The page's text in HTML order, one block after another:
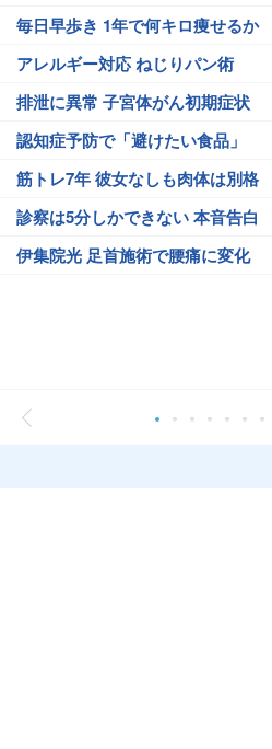
毎日早歩き 1年で何キロ痩せるか
アレルギー対応 ねじりパン術
排泄に異常 子宮体がん初期症状
認知症予防で「避けたい食品」
筋トレ7年 彼女なしも肉体は別格
診察は5分しかできない 本音告白
伊集院光 足首施術で腰痛に変化